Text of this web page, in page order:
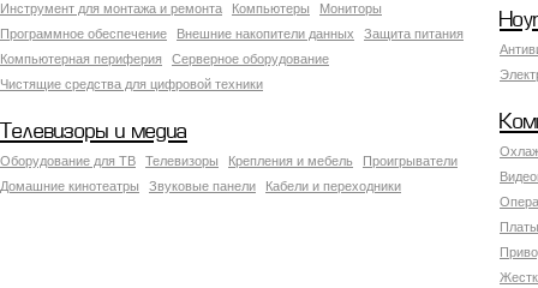
Инструмент для монтажа и ремонта Компьютеры
Мониторы
Программное обеспечение
Внешние накопители данных
Защита питания
Компьютерная периферия
Серверное оборудование
Чистящие средства для цифровой техники
Телевизоры и медиа
Оборудование для ТВ Телевизоры Крепления и мебель
Проигрыватели
Домашние кинотеатры
Звуковые панели Кабели и переходники